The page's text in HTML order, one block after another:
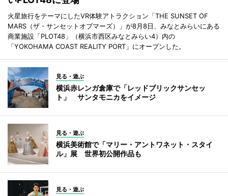
火星旅行をテーマにしたVR体験アトラクション「THE SUNSET OF
MARS（ザ・サンセットオブマーズ）」が8月8日、みなとみらいにある
商業施設「PLOT48」（横浜市西区みなとみらい4）内の
「YOKOHAMA COAST REALITY PORT」にオープンした。
見る・遊ぶ
横浜赤レンガ倉庫で「レッドブリックサンセッ
ト」 サンタモニカをイメージ
見る・遊ぶ
横浜美術館で「マリー・アントワネット・スタイ
ル」展 世界初公開作品も
見る・遊ぶ